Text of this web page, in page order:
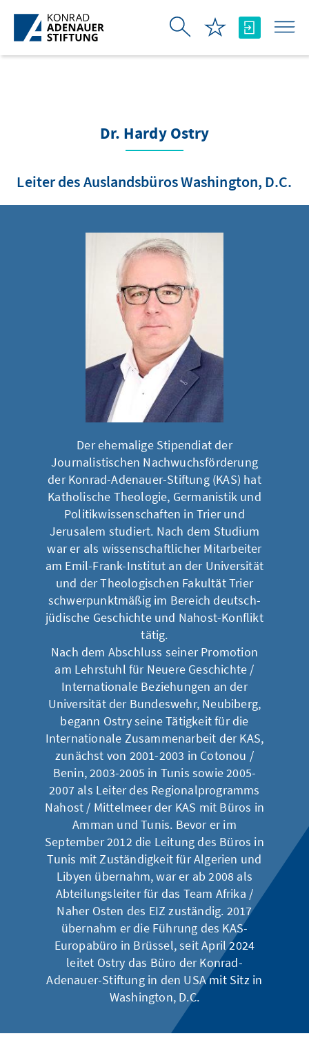
Skip to Main Content
Dr. Hardy Ostry
Leiter des Auslandsbüros Washington, D.C.
Der ehemalige Stipendiat der
Journalistischen Nachwuchsförderung
der Konrad-Adenauer-Stiftung (KAS) hat
Katholische Theologie, Germanistik und
Politikwissenschaften in Trier und
Jerusalem studiert. Nach dem Studium
war er als wissenschaftlicher Mitarbeiter
am Emil-Frank-Institut an der Universität
und der Theologischen Fakultät Trier
schwerpunktmäßig im Bereich deutsch-
jüdische Geschichte und Nahost-Konflikt
tätig.
Nach dem Abschluss seiner Promotion
am Lehrstuhl für Neuere Geschichte /
Internationale Beziehungen an der
Universität der Bundeswehr, Neubiberg,
begann Ostry seine Tätigkeit für die
Internationale Zusammenarbeit der KAS,
zunächst von 2001-2003 in Cotonou /
Benin, 2003-2005 in Tunis sowie 2005-
2007 als Leiter des Regionalprogramms
Nahost / Mittelmeer der KAS mit Büros in
Amman und Tunis. Bevor er im
September 2012 die Leitung des Büros in
Tunis mit Zuständigkeit für Algerien und
Libyen übernahm, war er ab 2008 als
Abteilungsleiter für das Team Afrika /
Naher Osten des EIZ zuständig. 2017
übernahm er die Führung des KAS-
Europabüro in Brüssel, seit April 2024
leitet Ostry das Büro der Konrad-
Adenauer-Stiftung in den USA mit Sitz in
Washington, D.C.